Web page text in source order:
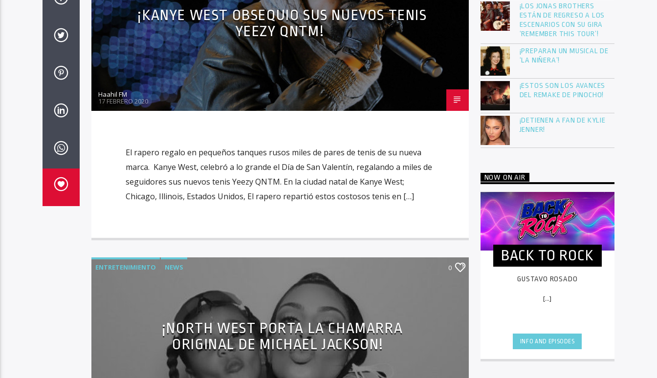
¡KANYE WEST OBSEQUIO SUS NUEVOS TENIS
YEEZY QNTM!
Haahil FM
17 FEBRERO 2020
El rapero regalo en pequeños tanques rusos miles de pares de tenis de su nueva
marca. Kanye West, celebró a lo grande el Día de San Valentín, regalando a miles de
seguidores sus nuevos tenis Yeezy QNTM. En la ciudad natal de Kanye West;
Chicago, Illinois, Estados Unidos, El rapero repartió estos costosos tenis en […]
ENTRETENIMIENTO NEWS 0
¡NORTH WEST PORTA LA CHAMARRA
ORIGINAL DE MICHAEL JACKSON!
¡LOS JONAS BROTHERS
ESTÁN DE REGRESO A LOS
ESCENARIOS CON SU GIRA
‘REMEMBER THIS TOUR’!
¡PREPARAN UN MUSICAL DE
‘LA NIÑERA’!
¡ESTOS SON LOS AVANCES
DEL REMAKE DE PINOCHO!
¡DETIENEN A FAN DE KYLIE
JENNER!
NOW ON AIR
BACK TO ROCK
GUSTAVO ROSADO
[...]
INFO AND EPISODES